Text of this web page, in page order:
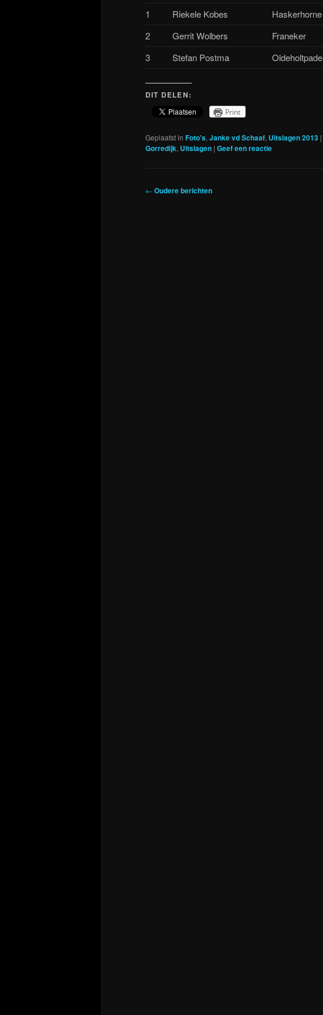
1 Riekele Kobes Haskerhorne
2
Gerrit Wolbers Franeker
3
Stefan Postma Oldeholtpade
DIT DELEN:
Print
Geplaatst in Foto's, Janke vd Schaaf, Uitslagen 2013 |
Gorredijk, Uitslagen | Geef een reactie
Berichtnavigatie
← Oudere berichten